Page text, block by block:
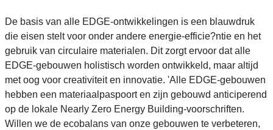
De basis van alle EDGE-ontwikkelingen is een blauwdruk
die eisen stelt voor onder andere energie-efficie?ntie en het
gebruik van circulaire materialen. Dit zorgt ervoor dat alle
EDGE-gebouwen holistisch worden ontwikkeld, maar altijd
met oog voor creativiteit en innovatie. 'Alle EDGE-gebouwen
hebben een materiaalpaspoort en zijn gebouwd anticiperend
op de lokale Nearly Zero Energy Building-voorschriften.
Willen we de ecobalans van onze gebouwen te verbeteren,